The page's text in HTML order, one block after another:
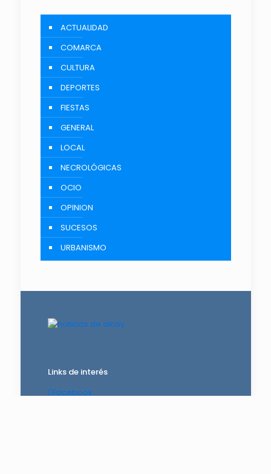
ACTUALIDAD
COMARCA
CULTURA
DEPORTES
FIESTAS
GENERAL
LOCAL
NECROLÓGICAS
OCIO
OPINION
SUCESOS
URBANISMO
Links de interés
Facebook